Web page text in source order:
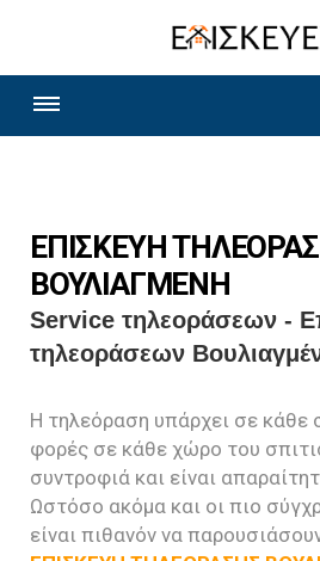
ΕΠΙΣΚΕΥΗ
ΒΟΥΛΙΑΓΜΕΝΗ
Service τηλεοράσεων -
τηλεοράσεων
Η τηλεόραση υπάρχει σε κάθε
φορές σε κάθε χώρο του
συντροφιά και είναι
Ωστόσο ακόμα και οι πιο
είναι πιθανόν να